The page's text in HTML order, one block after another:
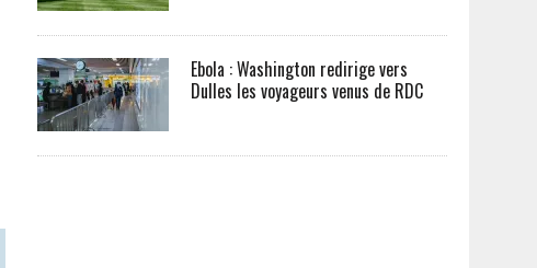
Ebola : Washington redirige vers
Dulles les voyageurs venus de RDC